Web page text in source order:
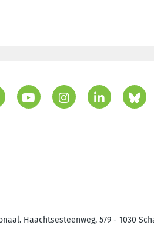
Haachtsesteenweg, 579 - 1030